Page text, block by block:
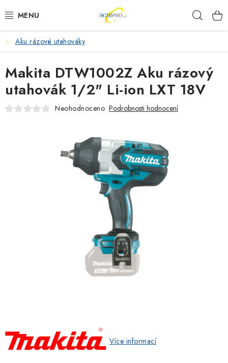
na
AKU NÁŘADÍ
ELEKTRICKÉ NÁŘADÍ
PŘÍSLUŠENSTVÍ
Obchodní podmínky
Podmínky ochrany osobních údajů
Reklamace
Aku rázové utahováky
Více informací
Makita DTW1002Z Aku rázový
utahovák 1/2" Li-ion LXT 18V
Neohodnoceno Podrobnosti hodnocení